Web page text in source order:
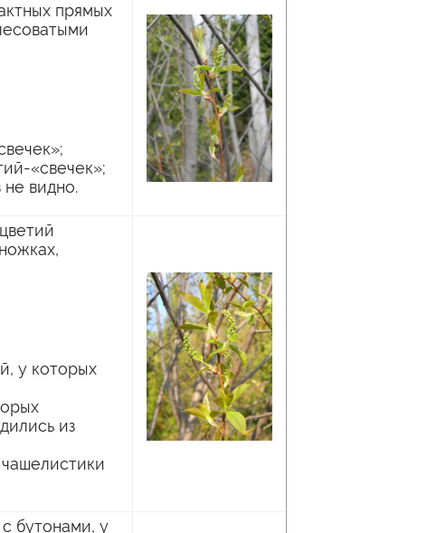
прямых
«свечек»;
видно.
у которых
из
бутонами, у